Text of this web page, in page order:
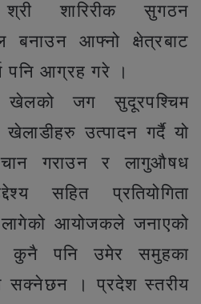
शारिरीक सुगठन
बनाउन आफ्नो क्षेत्रबाट
पनि आग्रह गरे ।
खेलको जग सुदूरपश्चिम
उत्पादन गर्दै यो
गराउन र लागुऔषध
सहित प्रतियोगिता
लागेको आयोजकले जनाएको
कुनै पनि उमेर समुहका
सक्नेछन । प्रदेश स्तरीय